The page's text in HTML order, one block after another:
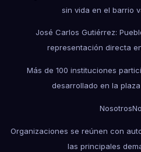
sin vida en el barrio
José Carlos Gutiérrez:
representación directa
Más de 100 instituciones
desarrollado en la
Nosotros
Organizaciones se reúnen con
las principales